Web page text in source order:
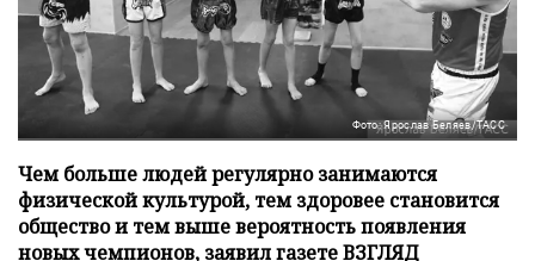
Фото: Ярослав Беляев/ТАСС
Чем больше людей регулярно занимаются
физической культурой, тем здоровее становится
общество и тем выше вероятность появления
новых чемпионов, заявил газете ВЗГЛЯД